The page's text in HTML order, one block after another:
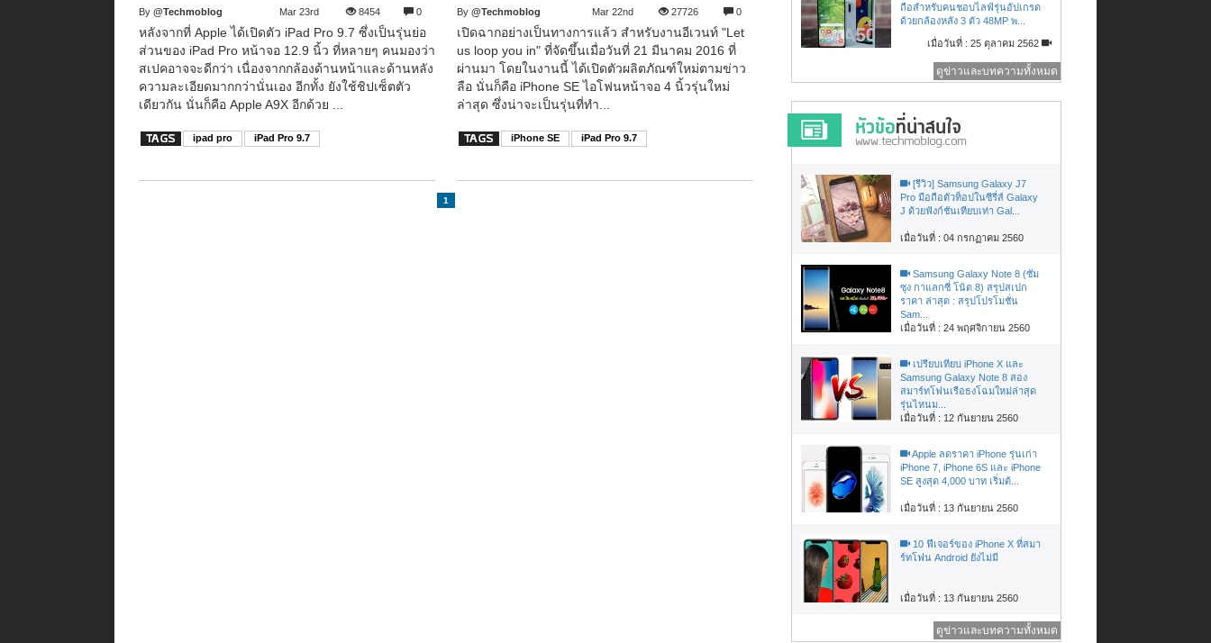
By@Techmoblog Mar 23rd 8454 0
หลังจากที่ Apple ได้เปิดตัว iPad Pro 9.7 ซึ่งเป็นรุ่นย่อ
ส่วนของ iPad Pro หน้าจอ 12.9 นิ้ว ที่หลายๆ คนมองว่า
สเปคอาจจะดีกว่า เนื่องจากกล้องด้านหน้าและด้านหลัง
ความละเอียดมากกว่านั่นเอง อีกทั้ง ยังใช้ชิปเซ็ตตัว
เดียวกัน นั่นก็คือ Apple A9X อีกด้วย ...
ipad pro iPad Pro 9.7
By@Techmoblog Mar 22nd 27726 0
เปิดฉากอย่างเป็นทางการแล้ว สำหรับงานอีเวนท์ "Let
us loop you in" ที่จัดขึ้นเมื่อวันที่ 21 มีนาคม 2016 ที่
ผ่านมา โดยในงานนี้ ได้เปิดตัวผลิตภัณฑ์ใหม่ตามข่าว
ลือ นั่นก็คือ iPhone SE ไอโฟนหน้าจอ 4 นิ้วรุ่นใหม่
ล่าสุด ซึ่งน่าจะเป็นรุ่นที่ทำ...
iPhone SE iPad Pro 9.7
1
ถือสำหรับคนชอบไลฟ์รุ่นอัปเกรด
ด้วยกล้องหลัง 3 ตัว 48MP พ...
เมื่อวันที่ : 25 ตุลาคม 2562
ดูข่าวและบทความทั้งหมด
[รีวิว] Samsung Galaxy J7
Pro มือถือตัวท็อปในซีรี่ส์ Galaxy
J ด้วยฟังก์ชันเทียบเท่า Gal...
เมื่อวันที่ : 04 กรกฏาคม 2560
Samsung Galaxy Note 8 (ซัม
ซุง กาแลกซี่ โน้ต 8) สรุปสเปก
ราคา ล่าสุด : สรุปโปรโมชั่น
Sam...
เมื่อวันที่ : 24 พฤศจิกายน 2560
เปรียบเทียบ iPhone X และ
Samsung Galaxy Note 8 สอง
สมาร์ทโฟนเรือธงโฉมใหม่ล่าสุด
รุ่นไหนม...
เมื่อวันที่ : 12 กันยายน 2560
Apple ลดราคา iPhone รุ่นเก่า
iPhone 7, iPhone 6S และ iPhone
SE สูงสุด 4,000 บาท เริ่มต้...
เมื่อวันที่ : 13 กันยายน 2560
10 ฟีเจอร์ของ iPhone X ที่สมา
ร์ทโฟน Android ยังไม่มี
เมื่อวันที่ : 13 กันยายน 2560
ดูข่าวและบทความทั้งหมด